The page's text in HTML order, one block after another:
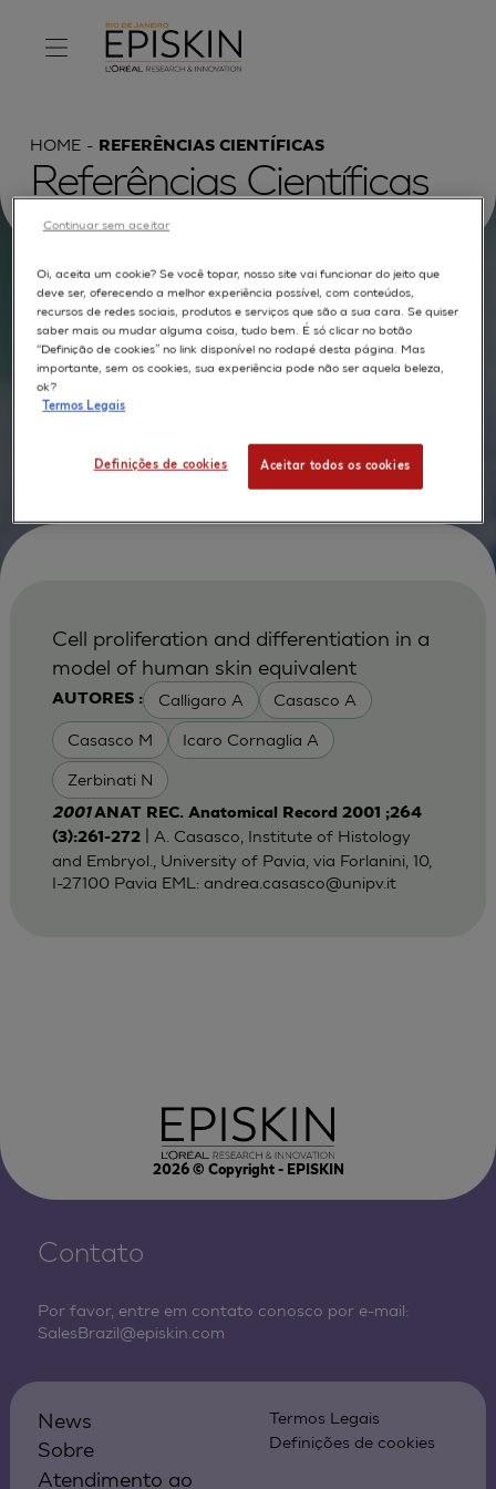
HOME REFERÊNCIAS CIENTÍFICAS
Referências Científicas
Procurar por :
TEXTO COMPLETO MODELOS APLICAÇÕES
AUTORES
AUTORES : Calligaro A Casasco A
Casasco M Icaro Cornaglia A
Zerbinati N
Cell proliferation and differentiation in a
model of human skin equivalent
2001ANAT REC. Anatomical Record 2001 ;264
(3):261-272| A. Casasco, Institute of Histology
and Embryol., University of Pavia, via Forlanini, 10,
I-27100 Pavia EML: andrea.casasco@unipv.it
2026© Copyright - EPISKIN
Contato
Por favor, entre em contato conosco por e-mail:
SalesBrazil@episkin.com
News
Sobre
Atendimento ao
Termos Legais
Definições de cookies
Oi, aceita um cookie? Se você topar, nosso site vai funcionar do jeito que
deve ser, oferecendo a melhor experiência possível, com conteúdos,
recursos de redes sociais, produtos e serviços que são a sua cara. Se quiser
saber mais ou mudar alguma coisa, tudo bem. É só clicar no botão
“Definição de cookies” no link disponível no rodapé desta página. Mas
importante, sem os cookies, sua experiência pode não ser aquela beleza,
ok?
Termos Legais
Definições de cookies Aceitar todos os cookies
Continuar sem aceitar